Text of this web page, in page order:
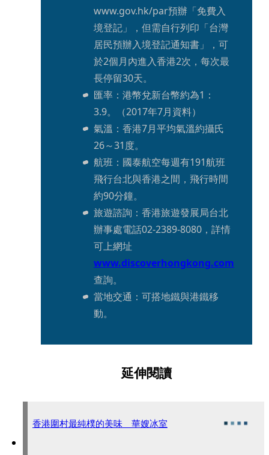
www.gov.hk/par預辦「免費入
境登記」，但需自行列印「台灣
居民預辦入境登記通知書」，可
於2個月內進入香港2次，每次最
長停留30天。
匯率：港幣兌新台幣約為1：
3.9。（2017年7月資料）
氣溫：香港7月平均氣溫約攝氏
26～31度。
航班：國泰航空每週有191航班
飛行台北與香港之間，飛行時間
約90分鐘。
旅遊諮詢：香港旅遊發展局台北
辦事處電話02-2389-8080，詳情
可上網址
www.discoverhongkong.com
查詢。
當地交通：可搭地鐵與港鐵移
動。
延伸閱讀
香港圍村最純樸的美味 華嫂冰室